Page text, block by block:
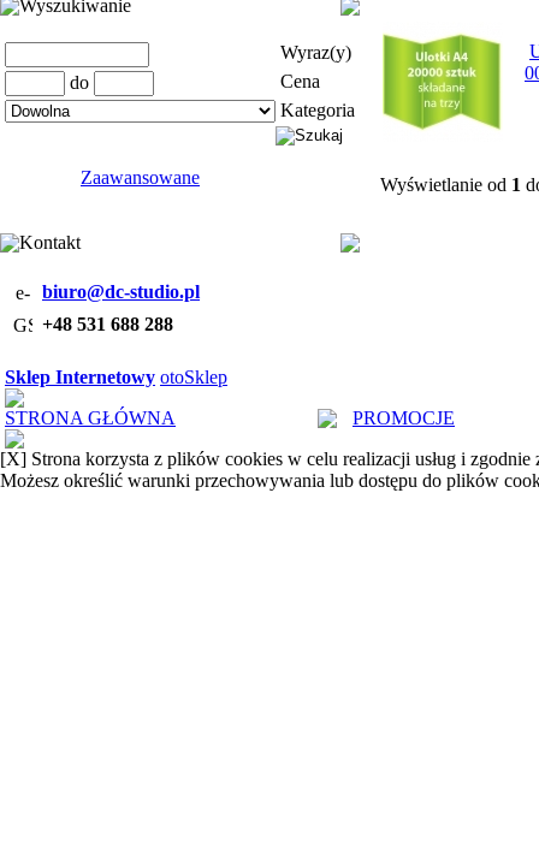
Wyszukiwanie
Wyraz(y)
do
Cena
Kategoria
Zaawansowane
Kontakt
biuro@dc-studio.pl
+48 531 688 288
Wyświetlanie od 1
Sklep Internetowy otoSklep
STRONA GŁÓWNA
PROMOCJE
[X] Strona korzysta z plików cookies w celu realizacji usług i zgodnie
Możesz określić warunki przechowywania lub dostępu do plików